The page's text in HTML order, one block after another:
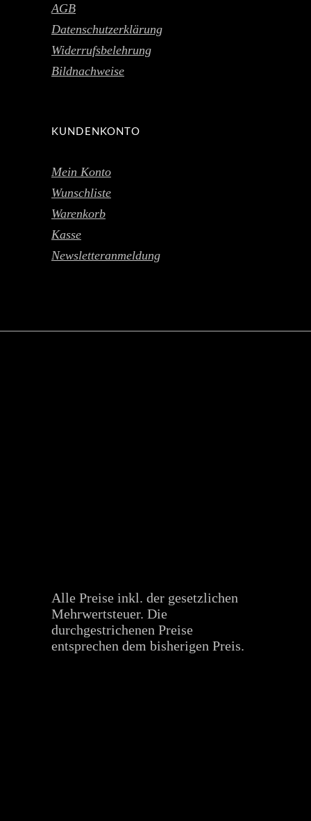
AGB
Datenschutzerklärung
Widerrufsbelehrung
Bildnachweise
KUNDENKONTO
Mein Konto
Wunschliste
Warenkorb
Kasse
Newsletteranmeldung
Alle Preise inkl. der gesetzlichen
Mehrwertsteuer. Die
durchgestrichenen Preise
entsprechen dem bisherigen Preis.